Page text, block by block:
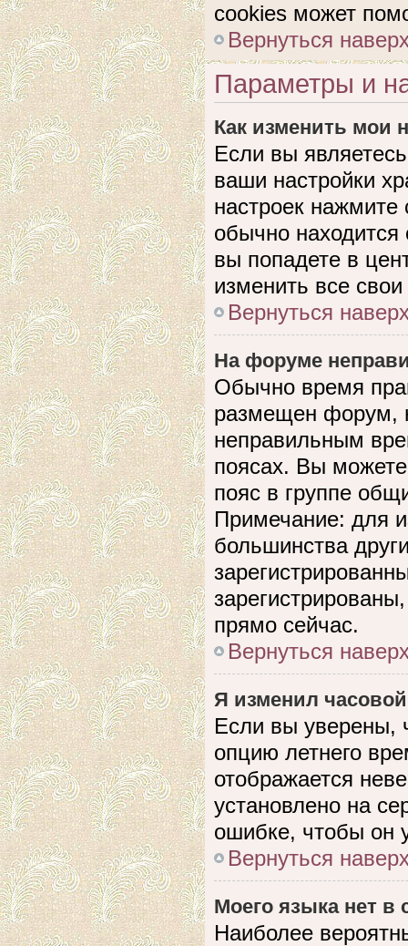
cookies может
Вернуться
Параметры и
Как изменить мои
Если вы
ваши настройки
настроек нажмите
обычно
вы попадете в
изменить все свои
Вернуться
На форуме
Обычно время
размещен форум,
неправильным
поясах. Вы
пояс в группе
Примечание: для
большинства
прямо сейчас.
Вернуться
Я изменил
Если вы уверены,
опцию летнего
отображается
установлено на
ошибке, чтобы он
Вернуться
Моего языка нет в
Наиболее